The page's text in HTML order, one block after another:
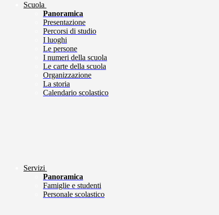
Scuola
Panoramica
Presentazione
Percorsi di studio
I luoghi
Le persone
I numeri della scuola
Le carte della scuola
Organizzazione
La storia
Calendario scolastico
Servizi
Panoramica
Famiglie e studenti
Personale scolastico